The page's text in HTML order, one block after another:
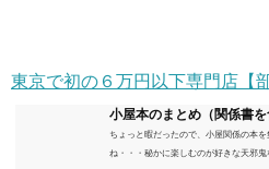
東京で初の６万円以下専門店【
小屋本のまとめ（関係書を
ちょっと暇だったので、小屋関係の本
ね・・・秘かに楽しむのが好きな天邪